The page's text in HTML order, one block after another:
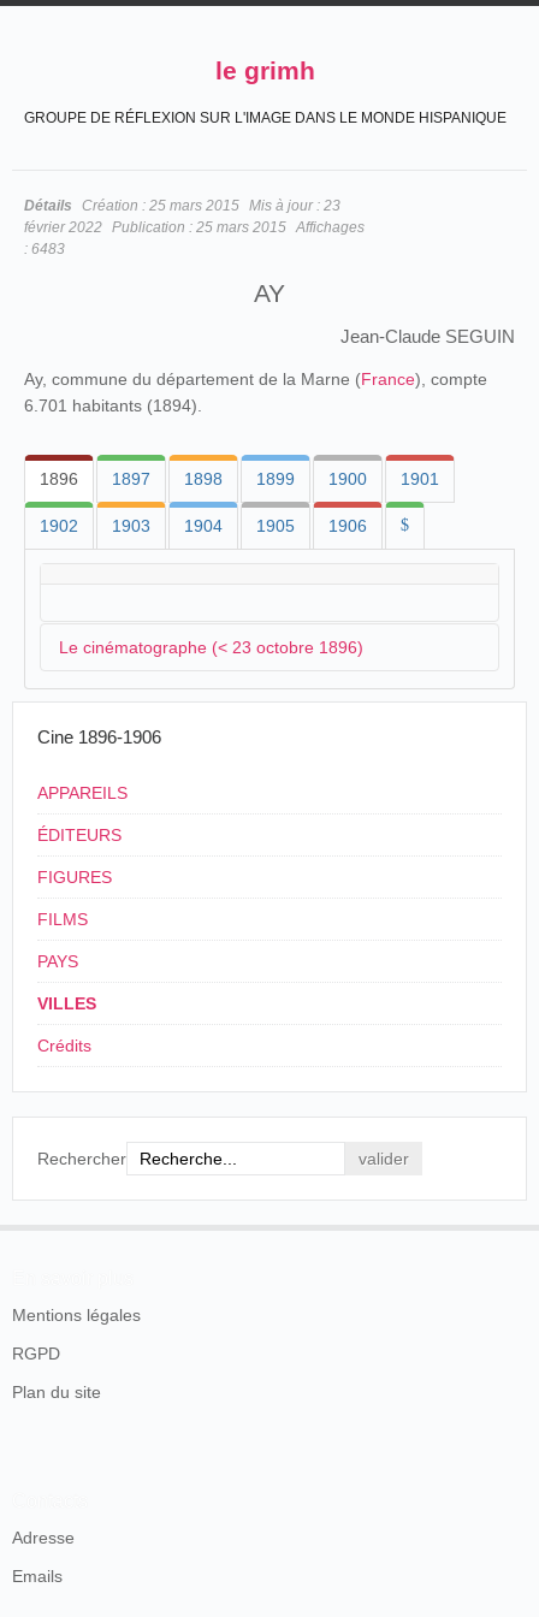
le grimh
GROUPE DE RÉFLEXION SUR L'IMAGE DANS LE MONDE HISPANIQUE
Détails Création : 25 mars 2015 Mis à jour : 23
février 2022 Publication : 25 mars 2015 Affichages
: 6483
AY
Jean-Claude SEGUIN
Ay, commune du département de la Marne (France), compte
6.701 habitants (1894).
1896 1897 1898 1899 1900 1901
1902 1903 1904 1905 1906 $
Le cinématographe (< 23 octobre 1896)
Epernay; on nous le promet pour 3 soirées à la
Jouarre, à Ay, les opérateurs ont obtenu un
séances du casino de Reims.
La dépêche sparnacienne, Epernay, 23 octobre
1896.
Cine 1896-1906
APPAREILS
ÉDITEURS
FIGURES
FILMS
PAYS
VILLES
Crédits
Rechercher
Mentions légales
RGPD
Plan du site
Adresse
Emails